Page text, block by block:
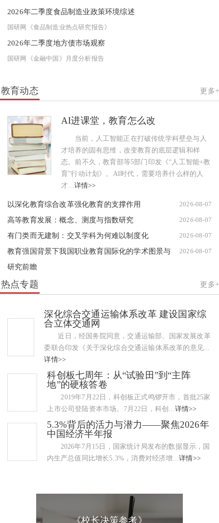
2026年二季度食品制造业政策环境综述
国研网《食品制造业热点研究报告》
2026年二季度地方债市场观察
国研网《金融中国》月度分析报告
教育动态 更多+
AI进课堂，教育怎么改
当前，人工智能正在打破传统学科壁垒与人
才培养的固有思维，改变教育的底层逻辑和样
态。前不久，教育部等5部门印发《“人工智能+教
育”行动计划》。AI时代，需要培养什么样的人
才... 详情>>
以深化教育综合改革强化教育的支撑作用 2026-08-07
高等教育发展：概念、测度与指数研究 2026-08-07
有门类而无建制：交叉学科为何难以制度化 2026-08-07
教育强国背景下我国职业教育国际化的学术图景与
研究前瞻
2026-08-07
热点专题 更多+
深化综合交通运输体系改革 建设国家综
合立体交通网
近日，经国务院同意，交通运输部、国家发展改革
委联合印发《关于深化综合交通运输体系改革的意见...
详情>>
科创板七周年：从“试验田”到“主阵
地”的硬核答卷
2019年7月22日，科创板正式鸣锣开市，首批25家
上市公司登陆资本市场。7月22日，科创... 详情>>
5.3%背后的活力与潜力——聚焦2026年
中国经济半年报
2026年7月15日，国家统计局发布的数据显示，国
内生产总值同比增长5.3%，消费对经济增...详情>>
《校长决策参考》